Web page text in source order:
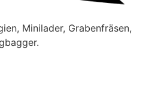
Minilader, Grabenfräsen,